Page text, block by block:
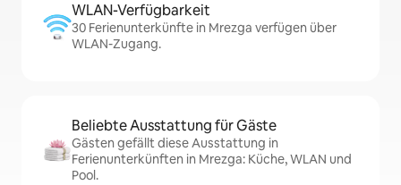
WLAN-Verfügbarkeit
30 Ferienunterkünfte in Mrezga verfügen über
WLAN-Zugang.
Beliebte Ausstattung für Gäste
Gästen gefällt diese Ausstattung in
Ferienunterkünften in Mrezga: Küche, WLAN und
Pool.